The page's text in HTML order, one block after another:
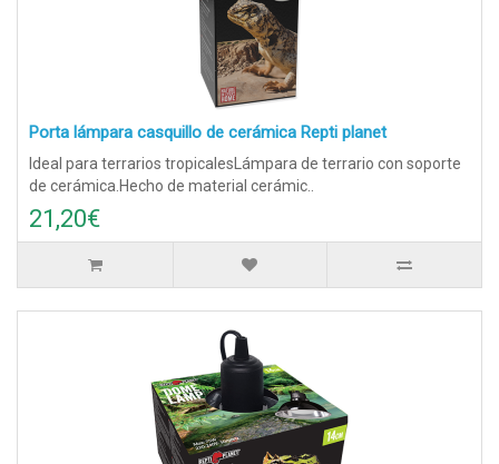
Porta lámpara casquillo de cerámica Repti planet
Ideal para terrarios tropicalesLámpara de terrario con soporte
de cerámica.Hecho de material cerámic..
21,20€